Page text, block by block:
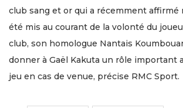
club sang et or qui a récemment affirmé
été mis au courant de la volonté du
club, son homologue Nantais
donner à Gaël Kakuta un rôle important
jeu en cas de venue, précise RMC Sport.